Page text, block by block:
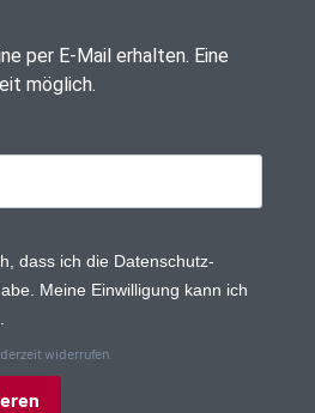
per E-Mail erhalten. Eine
möglich.
dass ich die Daten­schutz­
Meine Einwilligung kann ich
widerrufen.